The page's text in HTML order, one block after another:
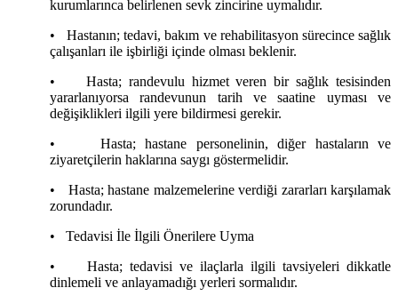
kurumlarınca belirlenen sevk zincirine uymalıdır.
•
Hastanın; tedavi, bakım ve rehabilitasyon sürecince sağlık
çalışanları ile işbirliği içinde olması beklenir.
•
Hasta; randevulu hizmet veren bir sağlık tesisinden
yararlanıyorsa randevunun tarih ve saatine uyması ve
değişiklikleri ilgili yere bildirmesi gerekir.
•
Hasta; hastane personelinin, diğer hastaların ve
ziyaretçilerin haklarına saygı göstermelidir.
•
Hasta; hastane malzemelerine verdiği zararları karşılamak
zorundadır.
•
Tedavisi İle İlgili Önerilere Uyma
•
Hasta; tedavisi ve ilaçlarla ilgili tavsiyeleri dikkatle
dinlemeli ve anlayamadığı yerleri sormalıdır.